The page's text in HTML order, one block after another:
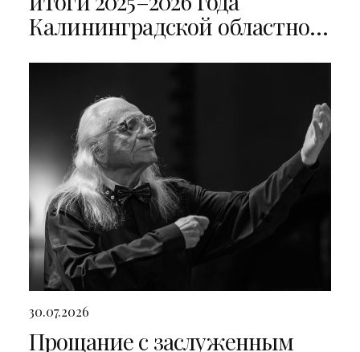
Калининградской областной
30.07.2026
Прощание с заслуженным